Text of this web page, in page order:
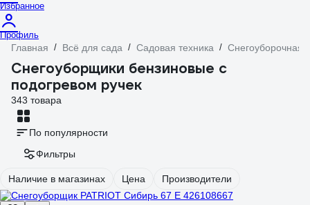
Избранное
Профиль
Главная / Всё для сада / Садовая техника / Снегоуборочная
Снегоуборщики бензиновые с
подогревом ручек
343 товара
По популярности
Фильтры
Наличие в магазинах Цена Производители